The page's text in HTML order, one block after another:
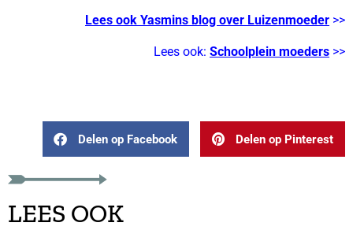
Lees ook Yasmins blog over Luizenmoeder >>
Lees ook: Schoolplein moeders >>
Delen op Facebook Delen op Pinterest
LEES OOK